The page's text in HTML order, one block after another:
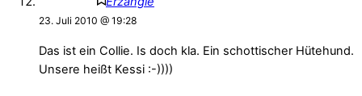
23. Juli 2010 @ 19:28
Das ist ein Collie. Is doch kla. Ein schottischer Hütehund.
Unsere heißt Kessi :-))))